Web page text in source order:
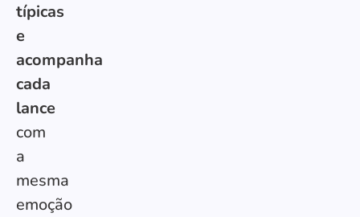
típicas
e
acompanha
cada
lance
com
a
mesma
emoção